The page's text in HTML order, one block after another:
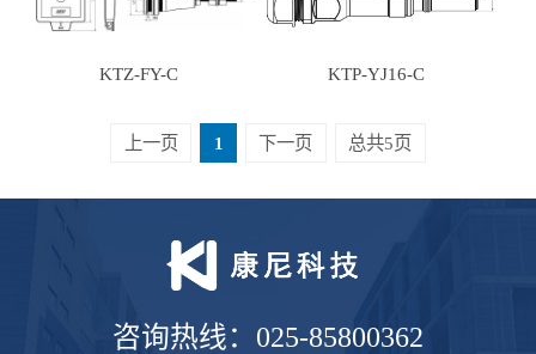
KTZ-FY-C KTP-YJ16-C
上一页 1 下一页 总共5页
咨询热线：025-85800362